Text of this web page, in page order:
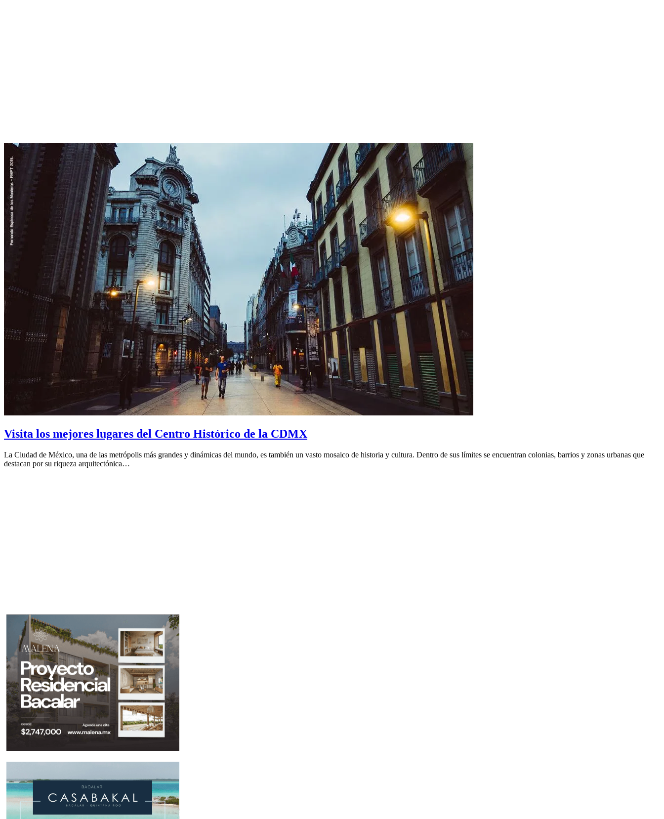
Visita los mejores lugares del Centro Histórico de la CDMX
La Ciudad de México, una de las metrópolis más grandes y dinámicas del mundo, es también un vasto mosaico de historia y cultura. Dentro de sus límites se encuentran colonias, barrios y zonas urbanas que
destacan por su riqueza arquitectónica…